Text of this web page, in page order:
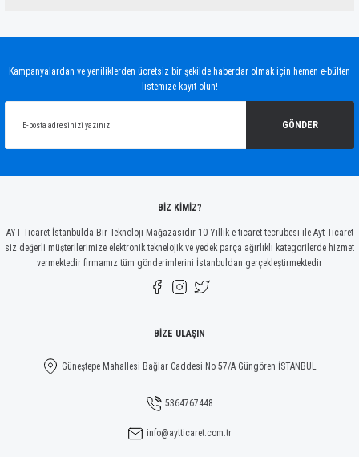
Ürün açıklamasında eksik bilgiler bulunuyor.
Gönder
Kampanyalardan ve yeniliklerden ücretsiz bir şekilde haberdar olmak için hemen e-bülten
listemize kayıt olun!
GÖNDER
BİZ KİMİZ?
AYT Ticaret İstanbulda Bir Teknoloji Mağazasıdır 10 Yıllık e-ticaret tecrübesi ile Ayt Ticaret
siz değerli müşterilerimize elektronik teknelojik ve yedek parça ağırlıklı kategorilerde hizmet
vermektedir firmamız tüm gönderimlerini İstanbuldan gerçekleştirmektedir
BİZE ULAŞIN
Güneştepe Mahallesi Bağlar Caddesi No 57/A Güngören İSTANBUL
5364767448
info@aytticaret.com.tr